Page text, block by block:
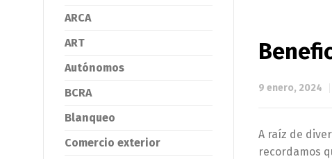
9 enero, 2024
A raíz de
recordamos
ARCA
ART
Autónomos
BCRA
Blanqueo
Comercio exterior